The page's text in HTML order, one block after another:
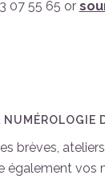
07 55 65 or
brèves,
également